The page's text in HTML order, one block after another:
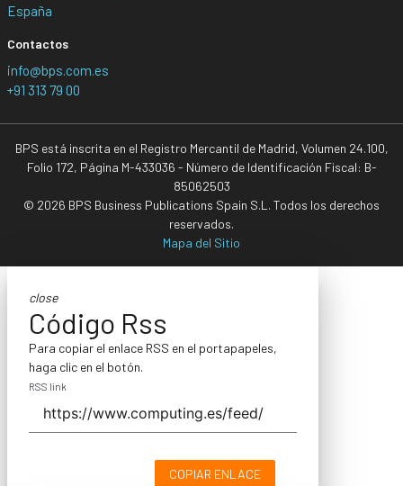
España
Contactos
info@bps.com.es
+91 313 79 00
BPS está inscrita en el Registro Mercantil de Madrid, Volumen 24.100,
Folio 172, Página M-433036 - Número de Identificación Fiscal: B-
85062503
© 2026 BPS Business Publications Spain S.L. Todos los derechos
reservados.
Mapa del Sitio
close
Código Rss
Para copiar el enlace RSS en el portapapeles,
haga clic en el botón.
RSS link
COPIAR ENLACE